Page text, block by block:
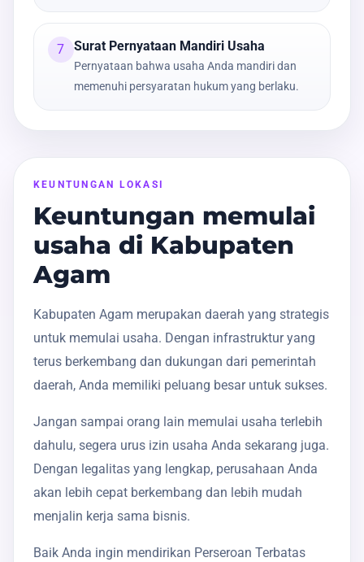
7 Surat Pernyataan Mandiri Usaha
Pernyataan bahwa usaha Anda mandiri dan
memenuhi persyaratan hukum yang berlaku.
KEUNTUNGAN LOKASI
Keuntungan memulai
usaha di Kabupaten
Agam
Kabupaten Agam merupakan daerah yang strategis
untuk memulai usaha. Dengan infrastruktur yang
terus berkembang dan dukungan dari pemerintah
daerah, Anda memiliki peluang besar untuk sukses.
Jangan sampai orang lain memulai usaha terlebih
dahulu, segera urus izin usaha Anda sekarang juga.
Dengan legalitas yang lengkap, perusahaan Anda
akan lebih cepat berkembang dan lebih mudah
menjalin kerja sama bisnis.
Baik Anda ingin mendirikan Perseroan Terbatas